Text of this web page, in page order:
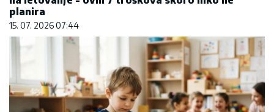
planira
15. 07. 2026 07:44